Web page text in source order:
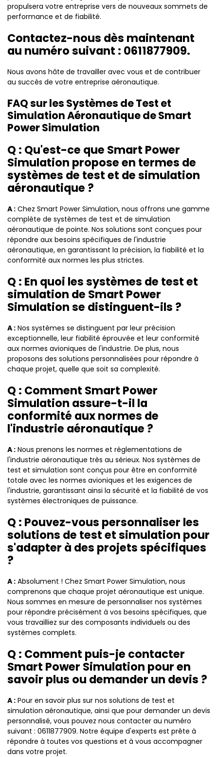
propulsera votre entreprise vers de nouveaux sommets de
performance et de fiabilité.
Contactez-nous dès maintenant
au numéro suivant : 0611877909.
Nous avons hâte de travailler avec vous et de contribuer
au succès de votre entreprise aéronautique.
FAQ sur les Systèmes de Test et
Simulation Aéronautique de Smart
Power Simulation
Q : Qu'est-ce que Smart Power
Simulation propose en termes de
systèmes de test et de simulation
aéronautique ?
A : Chez Smart Power Simulation, nous offrons une gamme
complète de systèmes de test et de simulation
aéronautique de pointe. Nos solutions sont conçues pour
répondre aux besoins spécifiques de l'industrie
aéronautique, en garantissant la précision, la fiabilité et la
conformité aux normes les plus strictes.
Q : En quoi les systèmes de test et
simulation de Smart Power
Simulation se distinguent-ils ?
A : Nos systèmes se distinguent par leur précision
exceptionnelle, leur fiabilité éprouvée et leur conformité
aux normes avioniques de l'industrie. De plus, nous
proposons des solutions personnalisées pour répondre à
chaque projet, quelle que soit sa complexité.
Q : Comment Smart Power
Simulation assure-t-il la
conformité aux normes de
l'industrie aéronautique ?
A : Nous prenons les normes et réglementations de
l'industrie aéronautique très au sérieux. Nos systèmes de
test et simulation sont conçus pour être en conformité
totale avec les normes avioniques et les exigences de
l'industrie, garantissant ainsi la sécurité et la fiabilité de vos
systèmes électroniques de puissance.
Q : Pouvez-vous personnaliser les
solutions de test et simulation pour
s'adapter à des projets spécifiques
?
A : Absolument ! Chez Smart Power Simulation, nous
comprenons que chaque projet aéronautique est unique.
Nous sommes en mesure de personnaliser nos systèmes
pour répondre précisément à vos besoins spécifiques, que
vous travailliez sur des composants individuels ou des
systèmes complets.
Q : Comment puis-je contacter
Smart Power Simulation pour en
savoir plus ou demander un devis ?
A : Pour en savoir plus sur nos solutions de test et
simulation aéronautique, ainsi que pour demander un devis
personnalisé, vous pouvez nous contacter au numéro
suivant : 0611877909. Notre équipe d'experts est prête à
répondre à toutes vos questions et à vous accompagner
dans votre projet.